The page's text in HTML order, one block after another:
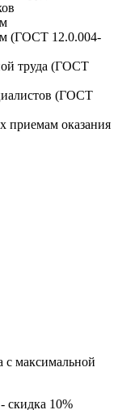
(ГОСТ 12.0.004-
труда (ГОСТ
(ГОСТ
приемам оказания
с максимальной
скидка 10%